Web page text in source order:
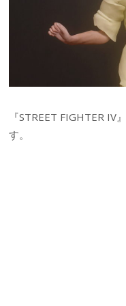
『STREET FIGHTER
す。